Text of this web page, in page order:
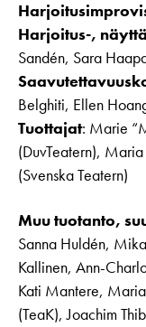
Harjoitus-,
Sandén, Sara
Belghiti, Ellen
Tuottajat: Marie
(DuvTeatern),
(Svenska Teatern)
Muu tuotanto,
Sanna Huldén,
Kallinen, Ann-
Kati Mantere,
(TeaK), Joachim